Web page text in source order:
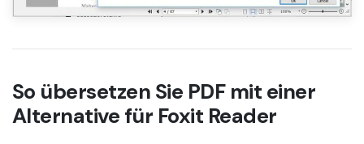
So übersetzen Sie PDF mit einer
Alternative für Foxit Reader